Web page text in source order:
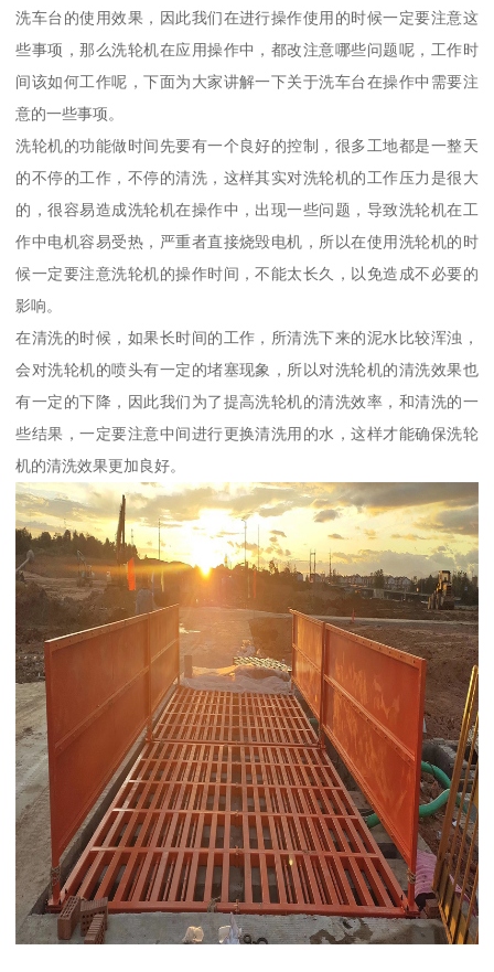
洗车台的使用效果，因此我们在进行操作使用的时候一定要注意这
些事项，那么洗轮机在应用操作中，都改注意哪些问题呢，工作时
间该如何工作呢，下面为大家讲解一下关于洗车台在操作中需要注
意的一些事项。
洗轮机的功能做时间先要有一个良好的控制，很多工地都是一整天
的不停的工作，不停的清洗，这样其实对洗轮机的工作压力是很大
的，很容易造成洗轮机在操作中，出现一些问题，导致洗轮机在工
作中电机容易受热，严重者直接烧毁电机，所以在使用洗轮机的时
候一定要注意洗轮机的操作时间，不能太长久，以免造成不必要的
影响。
在清洗的时候，如果长时间的工作，所清洗下来的泥水比较浑浊，
会对洗轮机的喷头有一定的堵塞现象，所以对洗轮机的清洗效果也
有一定的下降，因此我们为了提高洗轮机的清洗效率，和清洗的一
些结果，一定要注意中间进行更换清洗用的水，这样才能确保洗轮
机的清洗效果更加良好。